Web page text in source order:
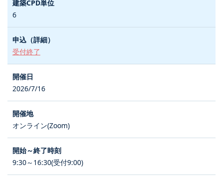
6
受付終了
2026/7/16
オンライン(Zoom)
9:30～16:30(受付9:00)